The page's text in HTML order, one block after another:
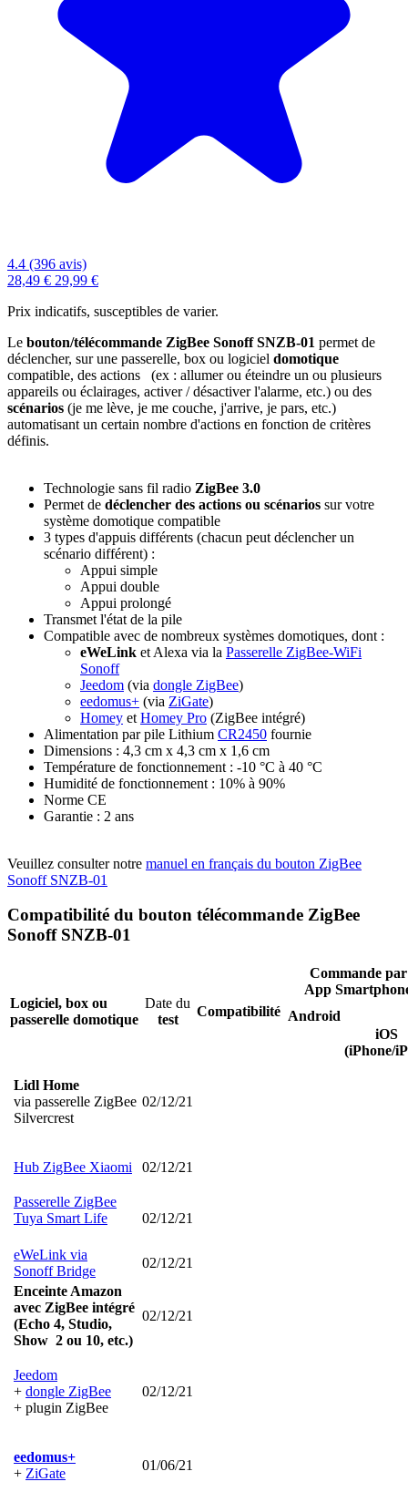
4.4 (396 avis)
28,49 € 29,99 €
Prix indicatifs, susceptibles de varier.
Le bouton/télécommande ZigBee Sonoff SNZB-01 permet de
déclencher, sur une passerelle, box ou logiciel domotique
compatible, des actions (ex : allumer ou éteindre un ou plusieurs
appareils ou éclairages, activer / désactiver l'alarme, etc.) ou des
scénarios (je me lève, je me couche, j'arrive, je pars, etc.)
automatisant un certain nombre d'actions en fonction de critères
définis.
Technologie sans fil radio ZigBee 3.0
Permet de déclencher des actions ou scénarios sur votre
système domotique compatible
3 types d'appuis différents (chacun peut déclencher un
scénario différent) :
Appui simple
Appui double
Appui prolongé
Transmet l'état de la pile
Compatible avec de nombreux systèmes domotiques, dont :
eWeLink et Alexa via la Passerelle ZigBee-WiFi
Sonoff
Jeedom (via dongle ZigBee)
eedomus+ (via ZiGate)
Homey et Homey Pro (ZigBee intégré)
Alimentation par pile Lithium CR2450 fournie
Dimensions : 4,3 cm x 4,3 cm x 1,6 cm
Température de fonctionnement : -10 °C à 40 °C
Humidité de fonctionnement : 10% à 90%
Norme CE
Garantie : 2 ans
Veuillez consulter notre manuel en français du bouton ZigBee
Sonoff SNZB-01
Compatibilité du bouton télécommande ZigBee
Sonoff SNZB-01
Logiciel, box ou
passerelle domotique
Date du
test
Compatibilité
Commande par
App
Android
iOS
(iPhone/
Lidl Home
via passerelle ZigBee
Silvercrest
02/12/21
Hub ZigBee Xiaomi 02/12/21
Passerelle ZigBee
Tuya Smart Life
02/12/21
eWeLink via
Sonoff Bridge
02/12/21
Enceinte Amazon
avec ZigBee intégré
(Echo 4, Studio,
Show 2 ou 10, etc.)
02/12/21
Jeedom
+ dongle ZigBee
+ plugin ZigBee
02/12/21
eedomus+
+ ZiGate
01/06/21